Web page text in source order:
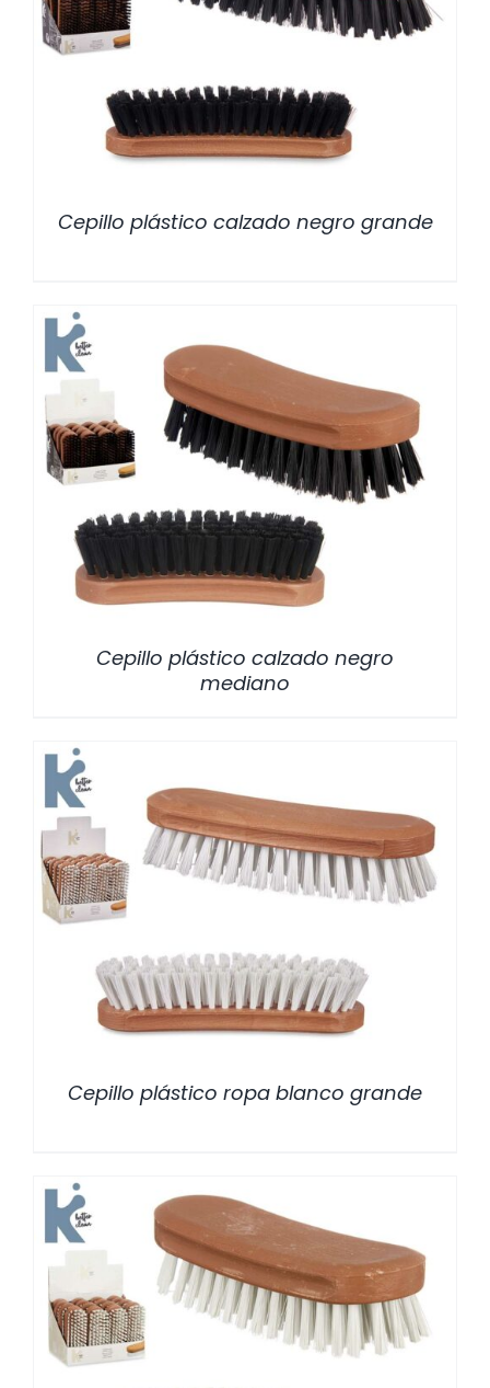
DETALLES
Cepillo plástico calzado negro grande
/ DETALLES
Cepillo plástico calzado negro
mediano
Cepillo plástico ropa blanco grande
DETALLES